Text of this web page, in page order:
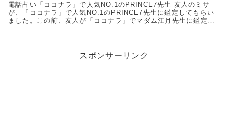
電話占い「ココナラ」で人気NO.1のPRINCE7先生 友人のミサ
が、「ココナラ」で人気NO.1のPRINCE7先生に鑑定してもらい
ました。この前、友人が「ココナラ」でマダム江月先生に鑑定し
スポンサーリンク